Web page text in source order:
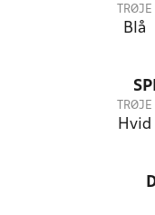
TRØJE
Blå
TRØJE
Hvid